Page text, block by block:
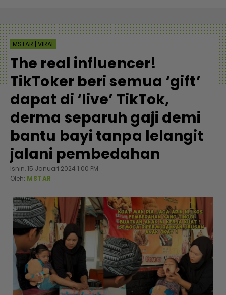
MSTAR | VIRAL
The real influencer!
TikToker beri semua ‘gift’
dapat di ‘live’ TikTok,
derma separuh gaji demi
bantu bayi tanpa lelangit
jalani pembedahan
Isnin, 15 Januari 2024 1:00 PM
Oleh: MSTAR